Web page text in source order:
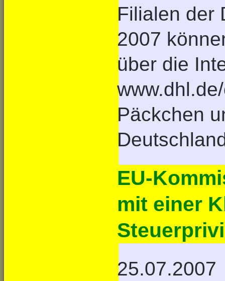
Filialen der
2007
über die
Päckchen
EU-
mit einer
25.07.2007